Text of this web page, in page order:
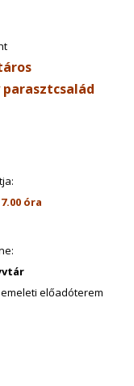
óra
emeleti előadóterem